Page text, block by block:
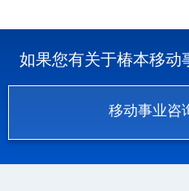
如果您有关于椿本移动
移动事业咨